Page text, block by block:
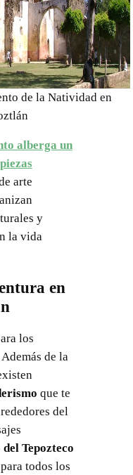
de la Natividad en
alberga un
arte
y
la vida
en
los
de la
que te
del
Tepozteco
todos los